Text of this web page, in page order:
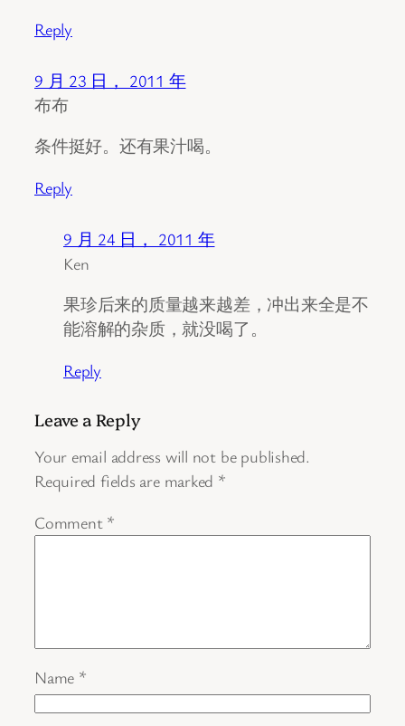
Reply
9 月 23 日， 2011 年
布布
条件挺好。还有果汁喝。
Reply
9 月 24 日， 2011 年
Ken
果珍后来的质量越来越差，冲出来全是不
能溶解的杂质，就没喝了。
Reply
Leave a Reply
Your email address will not be published.
Required fields are marked *
Comment *
Name *